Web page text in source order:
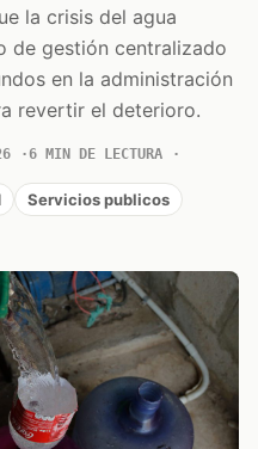
la crisis del agua
de gestión centralizado
en la administración
revertir el deterioro.
6 MIN DE LECTURA
Servicios publicos